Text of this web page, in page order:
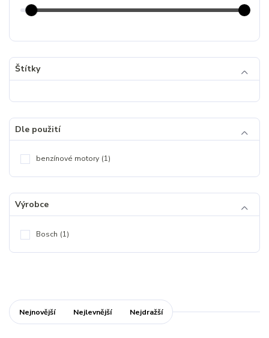
Štítky
Dle použití
benzínové motory (1)
Výrobce
Bosch (1)
Nejnovější Nejlevnější Nejdražší